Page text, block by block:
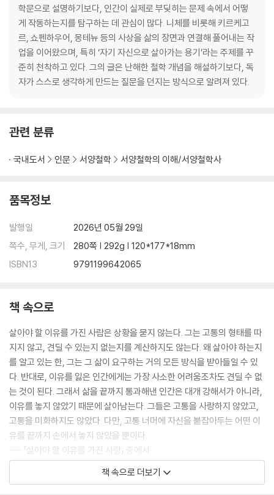
4장 세상의 기준을 벗어나다
094 | 타인의 기준을 벗어나다 | 095 불편함을 통과하는 용기 | 096 안
락함을 의심한다 | 097 기준이 삶의 무게를 만든다 | 098 편안함이 길어
질 때 | 099 쉬운 길 경계하기 | 100 나를 단조롭게 만들지 않기 | 101 의지
를 단련한다 | 102 기준은 안에 있다 | 103 안락함과의 결별 | 104 강함을
오해하지 않기 | 105 세계를 해석하는 눈 | 106 겸손은 언제나 미덕이 아
하는 자들 | 113 자신이 어떤 인간인지 안다는 것 | 114 과거가 힘이 되게
116 삶을 밀어 올리는 힘 | 117 자기에게 관대해지는 순간 | 118 질문이 삶
을 바꾼다 | 119 웃음이 필요한 이유 | 120 젊은이를 망치는 가장 확실한 방
법 | 121 거짓말의 대가 | 122 타조의 지혜 | 123 꿈도 꾸지 않고 잠들어 있
들 | 126 비난에 응답하지 마라 | 127 믿음 앞에서 한 걸음 물러서라 | 128
책을 많이 읽으려고 하지 마라 | 129 비난이 들려오면 귀를 막아라 | 130
쉽게 단정하지 마라 | 135 충분히 잠을 자라 | 136 기분 좋은 인생을 살아
는 인간의 욕망 | 139 노력을 헛되지 않게 하려면 | 140 공포심을 다루는
법 | 141 노력을 헛되지 않게 하려면 | 142 성급함을 결단으로 착각하지 마
라
6장 인간 본성을 논하다
143 변명은 책임을 연기한다 | 144 사유를 흉내 내는 자들 | 145 모든 일
에 관여해야 한다는 강박 | 146 양심이란 자신을 향해 돌아온 상처다 | 14
7 남을 처벌하려고 하는 자를 경계하라 | 148 짐승과 초인 | 149 양심은
메아리다 | 150 분노에 대하여 | 151 순수한 마음 | 152 원한에 사로잡힌
인간의 선택 | 153 복수심과 보복의 심리에 대하여 | 154 복수를 대신하는
우회적 승리에 대하여 | 155 고백 충동에 대하여 | 156 정직함을 연출하는
학문으로 설명하기보다, 인간이 실제로 부딪히는 문제 속에서 어떻
게 작동하는지를 탐구하는 데 관심이 많다. 니체를 비롯해 키르케고
르, 쇼펜하우어, 몽테뉴 등의 사상을 삶의 장면과 연결해 풀어내는 작
업을 이어왔으며, 특히 ‘자기 자신으로 살아가는 용기’라는 주제를 꾸
준히 천착하고 있다. 그의 글은 난해한 철학 개념을 해설하기보다, 독
자가 스스로 생각하게 만드는 질문을 던지는 방식으로 알려져 있다.
관련 분류
국내도서 인문 서양철학 서양철학의 이해/서양철학사
품목정보
발행일
2026년 05월 29일
쪽수, 무게, 크기
280쪽 | 292g | 120*177*18mm
ISBN13
9791199642065
책 속으로
살아야 할 이유를 가진 사람은 상황을 묻지 않는다. 그는 고통의 형태를 따
지지 않고, 견딜 수 있는지 없는지를 계산하지도 않는다. 왜 살아야 하는지
를 알고 있는 한, 그는 그 삶이 요구하는 거의 모든 방식을 받아들일 수 있
다. 반대로, 이유를 잃은 인간에게는 가장 사소한 어려움조차도 견딜 수 없
는 것이 된다. 그래서 삶을 끝까지 통과해낸 인간은 대개 강해서가 아니라,
이유를 놓지 않았기 때문에 살아남는다. 그들은 고통을 사랑하지 않았고,
고통을 미화하지도 않았다. 다만, 고통 너머에 자신을 붙잡아두는 어떤 이
유를 끝까지 손에서 놓지 않았을 뿐이다.
--- 「살아야 할 이유를 가진 사람」 중에서
사람들은 칭찬을 선의의 표현으로 믿는다. 그러나 칭찬은 언제나 순수하지
책 속으로 더보기